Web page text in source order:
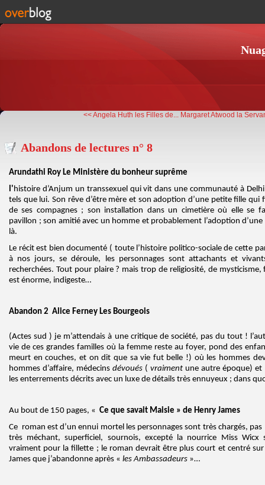
<< Angela Huth les Filles de... Margaret Atwood la
Abandons de lectures n° 8
Arundathi Roy Le Ministère du bonheur suprême
l'histoire d’Anjum un transsexuel qui vit dans une communauté à
tels que lui. Son rêve d’être mère et son adoption d’une petite fille
de ses compagnes ; son installation dans un cimetière où elle se
pavillon ; son amitié avec un homme et probablement l’adoption
là.
Le récit est bien documenté ( toute l’histoire politico-sociale de cette
à nos jours, se déroule, les personnages sont attachants et
recherchées. Tout pour plaire ? mais trop de religiosité, de
est énorme, indigeste…
Abandon 2 Alice Ferney Les Bourgeois
(Actes sud ) je m’attendais à une critique de société, pas du tout !
vie de ces grandes familles où la femme reste au foyer, pond des
meurt en couches, et on dit que sa vie fut belle !) où les hommes
hommes d’affaire, médecins dévoués( vraimentune autre époque) et
les enterrements décrits avec un luxe de détails très ennuyeux ; dans
Au bout de 150 pages, « Ce que savait Maisie » de Henry James
Ce roman est d’un ennui mortel les personnages sont très chargés,
très méchant, superficiel, sournois, excepté la nourrice Miss Wicx
vraiment pour la fillette ; le roman devrait être plus court et centré sur
James que j’abandonne après « les Ambassadeurs »…